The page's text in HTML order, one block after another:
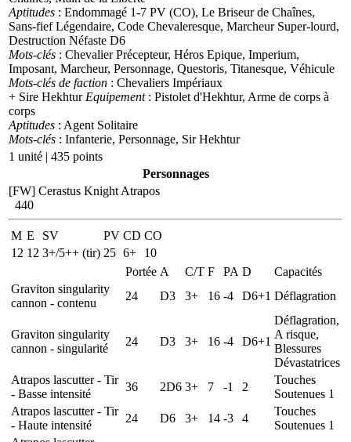
Aptitudes : Endommagé 1-7 PV (CO), Le Briseur de Chaînes,
Sans-fief Légendaire, Code Chevaleresque, Marcheur Super-lourd,
Destruction Néfaste D6
Mots-clés : Chevalier Précepteur, Héros Epique, Imperium,
Imposant, Marcheur, Personnage, Questoris, Titanesque, Véhicule
Mots-clés de faction : Chevaliers Impériaux
+ Sire Hekhtur Equipement: Pistolet d'Hekhtur, Arme de corps à
corps
Aptitudes : Agent Solitaire
Mots-clés : Infanterie, Personnage, Sir Hekhtur
1 unité | 435 points
Personnages
[FW] Cerastus Knight Atrapos
440
M E SV PV CD CO
12 12 3+/5++ (tir) 25 6+
10
Portée A C/T F PA D
Capacités
Graviton singularity
cannon - contenu
24 D3 3+ 16 -4 D6+1 Déflagration
Graviton singularity
cannon - singularité
24 D3 3+ 16 -4 D6+1
Déflagration,
A risque,
Blessures
Dévastatrices
Atrapos lascutter - Tir
- Basse intensité
36 2D6 3+ 7 -1 2
Touches
Soutenues 1
Atrapos lascutter - Tir
- Haute intensité
24 D6 3+ 14 -3 4
Touches
Soutenues 1